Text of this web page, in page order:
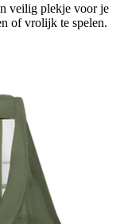
veilig plekje voor je
of vrolijk te spelen.